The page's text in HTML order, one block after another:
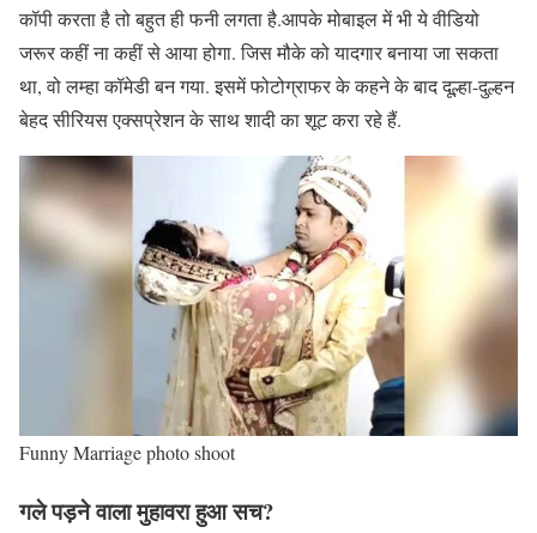
कॉपी करता है तो बहुत ही फनी लगता है.आपके मोबाइल में भी ये वीडियो
जरूर कहीं ना कहीं से आया होगा. जिस मौके को यादगार बनाया जा सकता
था, वो लम्हा कॉमेडी बन गया. इसमें फोटोग्राफर के कहने के बाद दूल्हा-दुल्हन
बेहद सीरियस एक्सप्रेशन के साथ शादी का शूट करा रहे हैं.
Funny Marriage photo shoot
गले पड़ने वाला मुहावरा हुआ सच?